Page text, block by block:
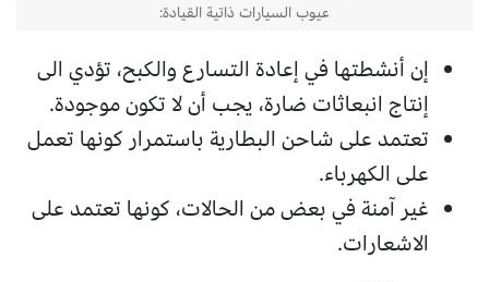
عيوب السيارات ذاتية القيادة:
إن أنشطتها في إعادة التسارع والكبح، تؤدي الى
إنتاج انبعاثات ضارة، يجب أن لا تكون موجودة.
تعتمد على شاحن البطارية باستمرار كونها تعمل
على الكهرباء.
غير آمنة في بعض من الحالات، كونها تعتمد على
الاشعارات.